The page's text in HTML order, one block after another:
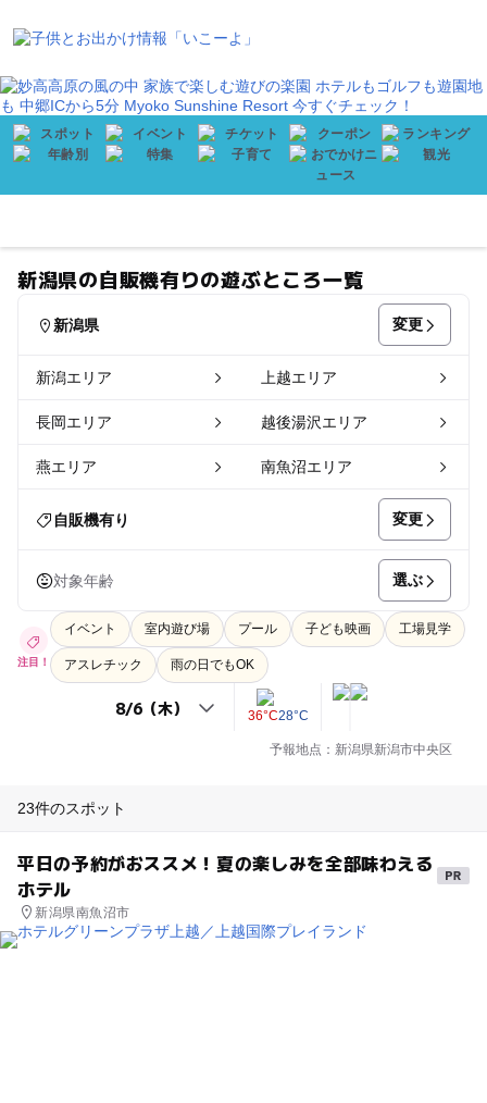
新潟県の自販機有りの遊ぶところ一覧
新潟県 変更
新潟エリア 上越エリア
長岡エリア 越後湯沢エリア
燕エリア 南魚沼エリア
自販機有り 変更
対象年齢 選ぶ
注目！
イベント 室内遊び場 プール 子ども映画 工場見学
アスレチック 雨の日でもOK
36°C28°C
予報地点：新潟県新潟市中央区
23件のスポット
平日の予約がおススメ！夏の楽しみを全部味わえる
ホテル
新潟県南魚沼市